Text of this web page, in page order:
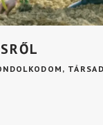
,